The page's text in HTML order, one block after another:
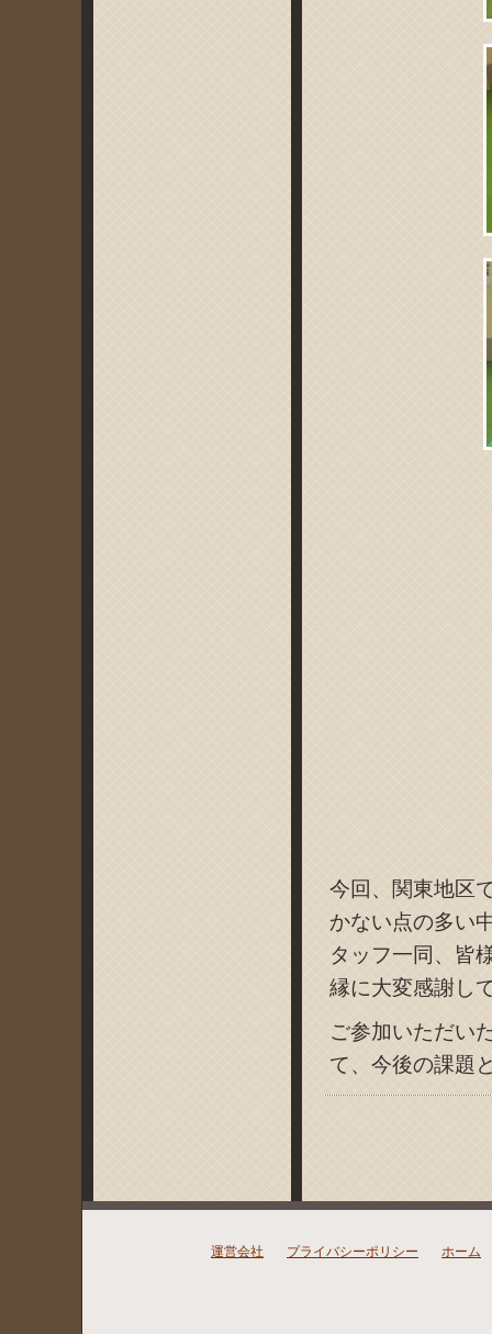
今回、関東地区
かない点の多い
タッフ一同、皆
縁に大変感謝し
ご参加いただい
て、今後の課題
運営会社 プライバシーポリシー ホーム